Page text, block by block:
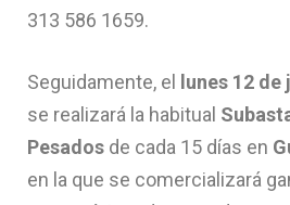
313 586 1659.
Seguidamente, el lunes 12 de
se realizará la habitual
Pesados de cada 15 días en
en la que se comercializará